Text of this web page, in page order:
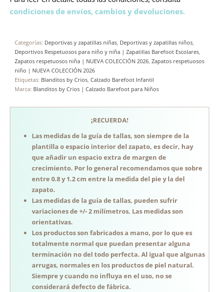
condiciones de envíos, cambios y devoluciones.
Categorías: Deportivas y zapatillas niñas Deportivas y zapatillas niños
Deportivos Respetuosos para niño y niña | Zapatillas Barefoot Escolares
Zapatos respetuosos niña | NUEVA COLECCIÓN 2026 Zapatos respetuosos
niño | NUEVA COLECCIÓN 2026
Etiquetas: Blanditos by Crios Calzado Barefoot Infantil
Marca: Blanditos by Crios | Calzado Barefoot para Niños
¡RECUERDA!
Las medidas de la guía de tallas, son siempre de la
plantilla o espacio interior del zapato, es decir, hay
que añadir un espacio extra de margen de
crecimiento. Por lo general recomendamos que sobre
entre 0.8 y 1.2 cm entre la medida del pie y la del
zapato.
Las medidas de la guía de tallas, pueden sufrir
variaciones de +/- 2 milímetros. Las medidas son
orientativas.
Los productos son fabricados a mano, por lo que es
totalmente normal que puedan presentar alguna
terminación no del todo perfecta. Al igual que algunas
arrugas, normales en los productos de piel natural.
Siempre y cuando no influya en el uso, no se
considerará defecto de fábrica.